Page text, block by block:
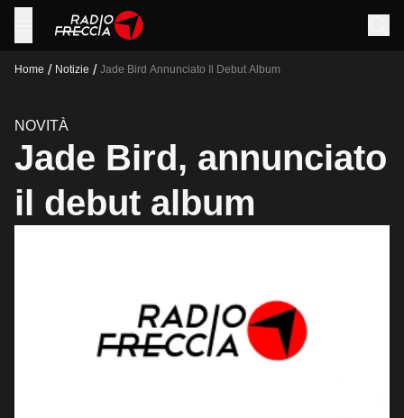
Home / Notizie / Jade Bird Annunciato Il Debut Album
NOVITÀ
Jade Bird, annunciato
il debut album